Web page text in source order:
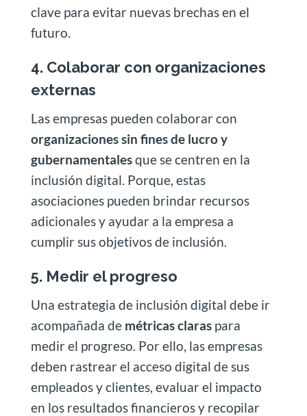
clave para evitar nuevas brechas en el
futuro.
4. Colaborar con organizaciones
externas
Las empresas pueden colaborar con
organizaciones sin fines de lucro y
gubernamentalesque se centren en la
inclusión digital. Porque, estas
asociaciones pueden brindar recursos
adicionales y ayudar a la empresa a
cumplir sus objetivos de inclusión.
5. Medir el progreso
Una estrategia de inclusión digital debe ir
acompañada demétricas claraspara
medir el progreso. Por ello, las empresas
deben rastrear el acceso digital de sus
empleados y clientes, evaluar el impacto
en los resultados financieros y recopilar